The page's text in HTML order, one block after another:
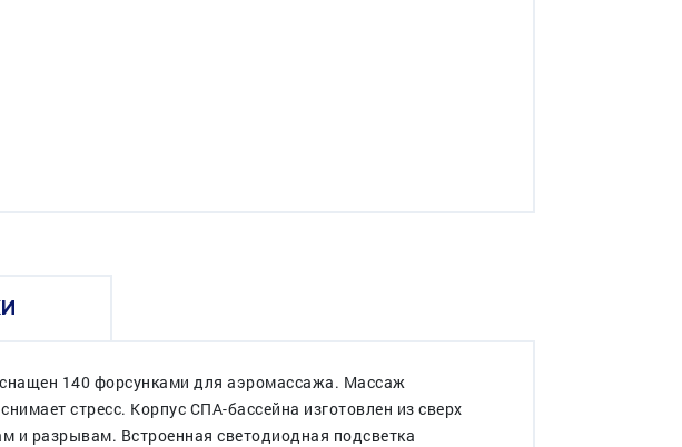
140 форсунками для аэромассажа. Массаж
стресс. Корпус СПА-бассейна изготовлен из сверх
и разрывам. Встроенная светодиодная подсветка